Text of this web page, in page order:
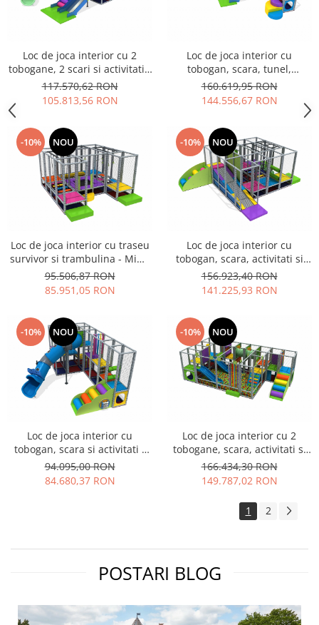
Loc de joca interior cu 2
tobogane, 2 scari si activitati -
Mim-3004
117.570,62 RON
105.813,56 RON
Loc de joca interior cu
tobogan, scara, tunel,
activitati si trambulina - Mim-
3006
160.619,95 RON
144.556,67 RON
-10% NOU
Loc de joca interior cu traseu
survivor si trambulina - Mim-
3007
95.506,87 RON
85.951,05 RON
-10% NOU
Loc de joca interior cu
tobogan, scara, activitati si
survivor - Mim-3008
156.923,40 RON
141.225,93 RON
-10% NOU
Loc de joca interior cu
tobogan, scara si activitati -
Mim-3009
94.095,00 RON
84.680,37 RON
-10% NOU
Loc de joca interior cu 2
tobogane, scara, activitati si
piscina cu bile - Mim-3010
166.434,30 RON
149.787,02 RON
1 2
POSTARI BLOG